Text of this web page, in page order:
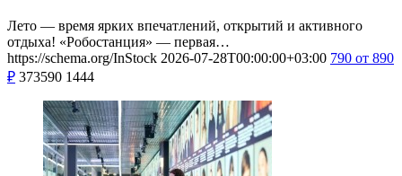
Лето — время ярких впечатлений, открытий и активного
отдыха! «Робостанция» — первая…
https://schema.org/InStock 2026-07-28T00:00:00+03:00 790 от 890
₽ 373590 1444